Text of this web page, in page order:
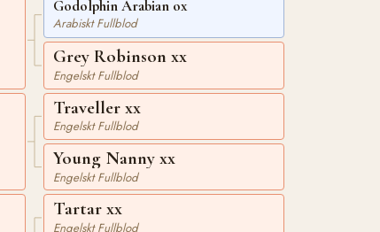
Godolphin Arabian ox
Arabiskt Fullblod
Grey Robinson xx
Engelskt Fullblod
Traveller xx
Engelskt Fullblod
Young Nanny xx
Engelskt Fullblod
Tartar xx
Engelskt Fullblod